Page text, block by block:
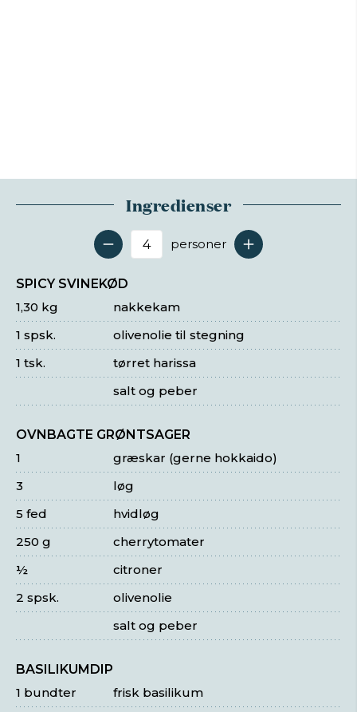
Ingredienser
Antal serveringer
personer
SPICY SVINEKØD
nakkekam
1,30 kg
olivenolie til stegning
1 spsk.
tørret harissa
1 tsk.
salt og peber
OVNBAGTE GRØNTSAGER
græskar (gerne hokkaido)
1
løg
3
hvidløg
5 fed
cherrytomater
250 g
citroner
½
olivenolie
2 spsk.
salt og peber
BASILIKUMDIP
frisk basilikum
1 bundter